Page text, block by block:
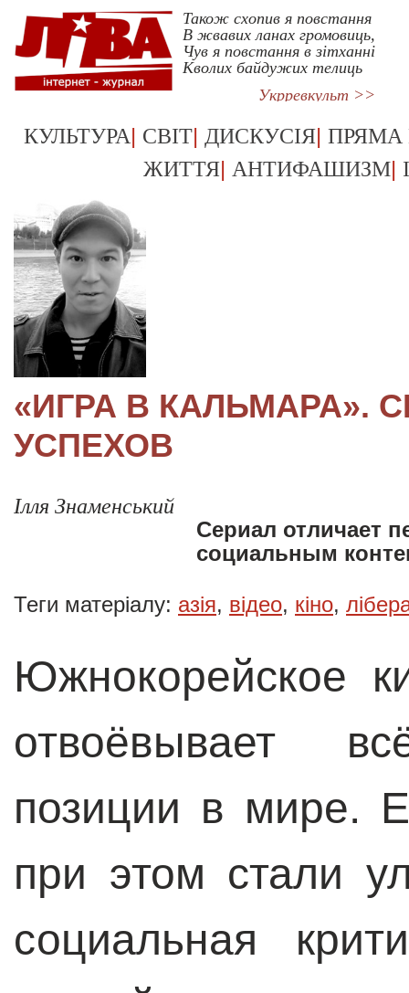
Також схопив я повстання
В жвавих ланах громовиць,
Чув я повстання в зітханні
Кволих байдужих телиць
Укрревкульт >>
КУЛЬТУРА| СВІТ| ДИСКУСІЯ| ПРЯМА
ЖИТТЯ| АНТИФАШИЗМ|
«ИГРА В КАЛЬМАРА».
УСПЕХОВ
Ілля Знаменський
Сериал отличает
социальным
Теги матеріалу: азія, відео, кіно,
Южнокорейское
отвоёвывает
позиции в мире.
при этом стали
социальная